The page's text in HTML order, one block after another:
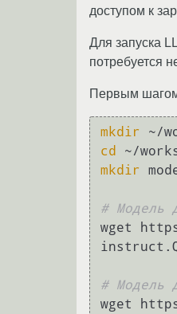
доступом к
Для запуска
потребуется
Первым
mkdir
cd
mkdir
# Модель
wget
# Модель